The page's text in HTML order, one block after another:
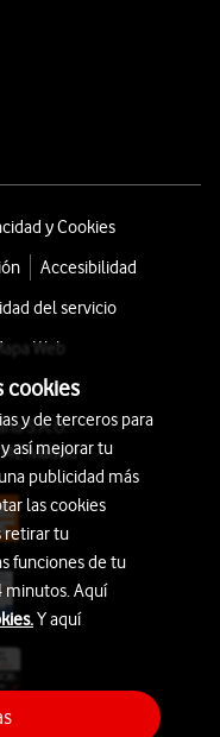
y Cookies
Accesibilidad
del servicio
Web
S.A.U.
Madrid
cookies
y de terceros para
así mejorar tu
publicidad más
las cookies
retirar tu
funciones de tu
minutos. Aquí
Y aquí